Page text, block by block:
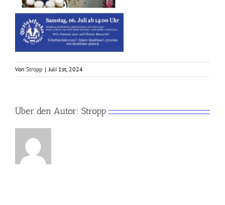
Von Stropp | Juli 1st, 2024
Über den Autor: Stropp